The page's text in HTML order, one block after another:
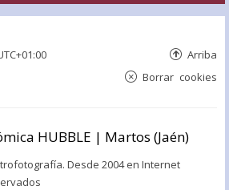
Arriba
Borrar cookies
HUBBLE | Martos (Jaén)
Desde 2004 en Internet